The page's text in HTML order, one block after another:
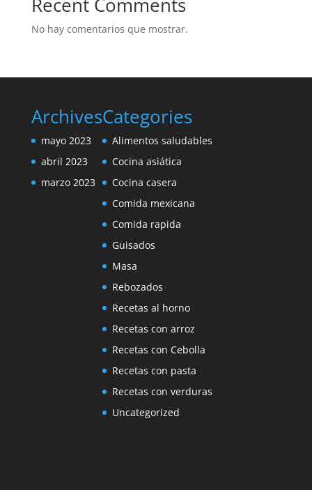
No hay comentarios que mostrar.
Archives
mayo 2023
abril 2023
marzo 2023
Categories
Alimentos saludables
Cocina asiática
Cocina casera
Comida mexicana
Comida rapida
Guisados
Masa
Rebozados
Recetas al horno
Recetas con arroz
Recetas con Cebolla
Recetas con pasta
Recetas con verduras
Uncategorized